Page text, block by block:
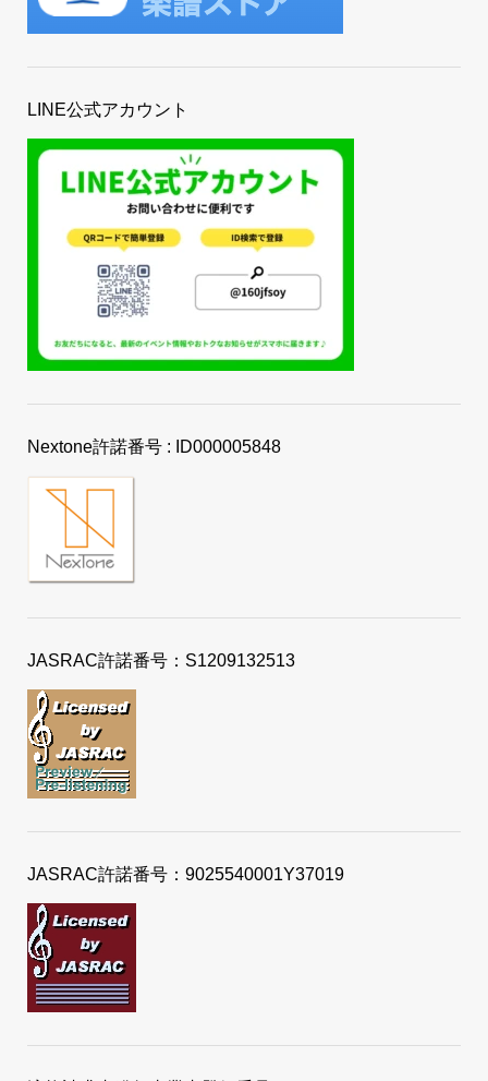
LINE公式アカウント
Nextone許諾番号 : ID000005848
JASRAC許諾番号：S1209132513
JASRAC許諾番号：9025540001Y37019